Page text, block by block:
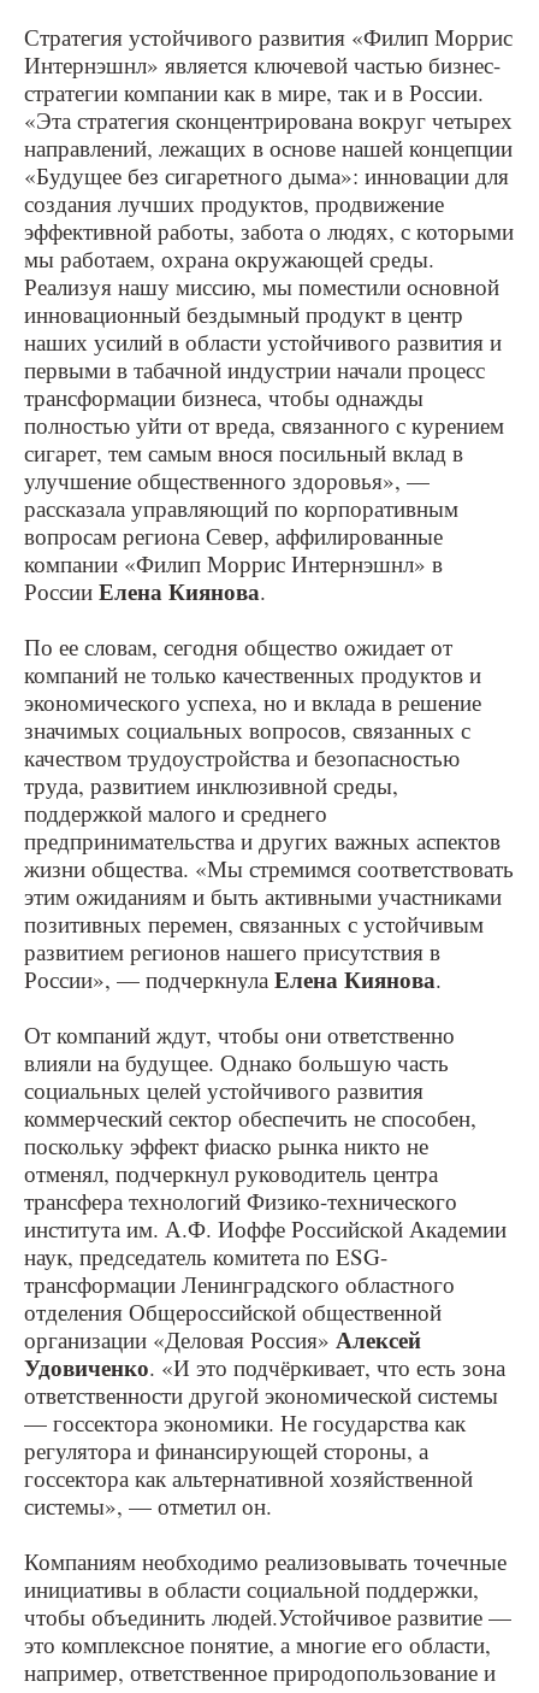
Стратегия устойчивого развития «Филип Моррис
Интернэшнл» является ключевой частью бизнес-
стратегии компании как в мире, так и в России.
«Эта стратегия сконцентрирована вокруг четырех
направлений, лежащих в основе нашей концепции
«Будущее без сигаретного дыма»: инновации для
создания лучших продуктов, продвижение
эффективной работы, забота о людях, с которыми
мы работаем, охрана окружающей среды.
Реализуя нашу миссию, мы поместили основной
инновационный бездымный продукт в центр
наших усилий в области устойчивого развития и
первыми в табачной индустрии начали процесс
трансформации бизнеса, чтобы однажды
полностью уйти от вреда, связанного с курением
сигарет, тем самым внося посильный вклад в
улучшение общественного здоровья», —
рассказала управляющий по корпоративным
вопросам региона Север, аффилированные
компании «Филип Моррис Интернэшнл» в
России Елена Киянова.
По ее словам, сегодня общество ожидает от
компаний не только качественных продуктов и
экономического успеха, но и вклада в решение
значимых социальных вопросов, связанных с
качеством трудоустройства и безопасностью
труда, развитием инклюзивной среды,
поддержкой малого и среднего
предпринимательства и других важных аспектов
жизни общества. «Мы стремимся соответствовать
этим ожиданиям и быть активными участниками
позитивных перемен, связанных с устойчивым
развитием регионов нашего присутствия в
России», — подчеркнула Елена Киянова.
От компаний ждут, чтобы они ответственно
влияли на будущее. Однако большую часть
социальных целей устойчивого развития
коммерческий сектор обеспечить не способен,
поскольку эффект фиаско рынка никто не
отменял, подчеркнул руководитель центра
трансфера технологий Физико-технического
института им. А.Ф. Иоффе Российской Академии
наук, председатель комитета по ESG-
трансформации Ленинградского областного
отделения Общероссийской общественной
организации «Деловая Россия» Алексей
Удовиченко. «И это подчёркивает, что есть зона
ответственности другой экономической системы
— госсектора экономики. Не государства как
регулятора и финансирующей стороны, а
госсектора как альтернативной хозяйственной
системы», — отметил он.
Компаниям необходимо реализовывать точечные
инициативы в области социальной поддержки,
чтобы объединить людей.Устойчивое развитие —
это комплексное понятие, а многие его области,
например, ответственное природопользование и